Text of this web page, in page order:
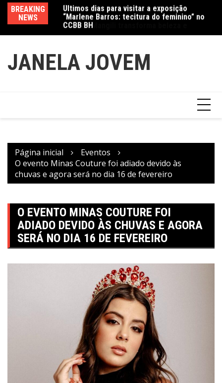
conteúdo
BREAKING
NEWS
CCBB BH
Amanda Mangili transforma beleza e
inclusão em conexão real nas redes
JANELA JOVEM
Página inicial
Eventos
O evento Minas Couture foi adiado devido às
chuvas e agora será no dia 16 de fevereiro
O EVENTO MINAS COUTURE FOI
ADIADO DEVIDO ÀS CHUVAS E AGORA
SERÁ NO DIA 16 DE FEVEREIRO